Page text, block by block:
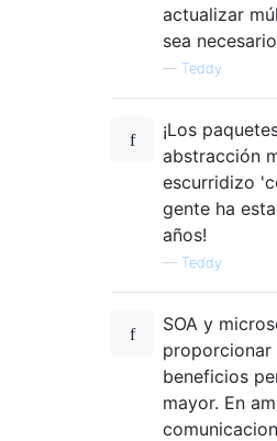
actualizar
sea
— Teddy
¡Los
abstracción
escurridizo
gente ha
años!
— Teddy
SOA y
proporcionar
beneficios
mayor. En